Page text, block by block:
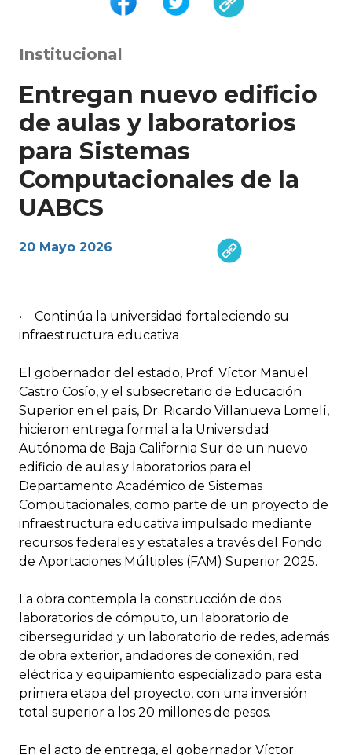
Institucional
Entregan nuevo edificio
de aulas y laboratorios
para Sistemas
Computacionales de la
UABCS
20 Mayo 2026
• Continúa la universidad fortaleciendo su
infraestructura educativa
El gobernador del estado, Prof. Víctor Manuel
Castro Cosío, y el subsecretario de Educación
Superior en el país, Dr. Ricardo Villanueva Lomelí,
hicieron entrega formal a la Universidad
Autónoma de Baja California Sur de un nuevo
edificio de aulas y laboratorios para el
Departamento Académico de Sistemas
Computacionales, como parte de un proyecto de
infraestructura educativa impulsado mediante
recursos federales y estatales a través del Fondo
de Aportaciones Múltiples (FAM) Superior 2025.
La obra contempla la construcción de dos
laboratorios de cómputo, un laboratorio de
ciberseguridad y un laboratorio de redes, además
de obra exterior, andadores de conexión, red
eléctrica y equipamiento especializado para esta
primera etapa del proyecto, con una inversión
total superior a los 20 millones de pesos.
En el acto de entrega, el gobernador Víctor